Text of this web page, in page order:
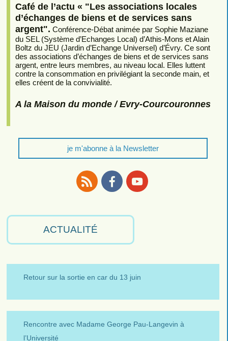
Café de l’actu « "Les associations locales
d’échanges de biens et de services sans
argent". Conférence-Débat animée par Sophie Maziane
du SEL (Système d’Echanges Local) d’Athis-Mons et Alain
Boltz du JEU (Jardin d’Echange Universel) d’Évry. Ce sont
des associations d’échanges de biens et de services sans
argent, entre leurs membres, au niveau local. Elles luttent
contre la consommation en privilégiant la seconde main, et
elles créent de la convivialité.
A la Maison du monde / Evry-Courcouronnes
je m'abonne à la Newsletter
ACTUALITÉ
Retour sur la sortie en car du 13 juin
Rencontre avec Madame George Pau-Langevin à
l’Université